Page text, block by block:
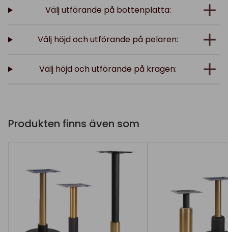
Välj utförande på bottenplatta:
Välj höjd och utförande på pelaren:
Välj höjd och utförande på kragen:
Produkten finns även som